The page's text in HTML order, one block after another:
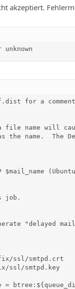
akzeptiert.
for a
file name will
name.  The
$mail_name
job.
"delayed
ssl/smtpd.crt
ssl/smtpd.key
=